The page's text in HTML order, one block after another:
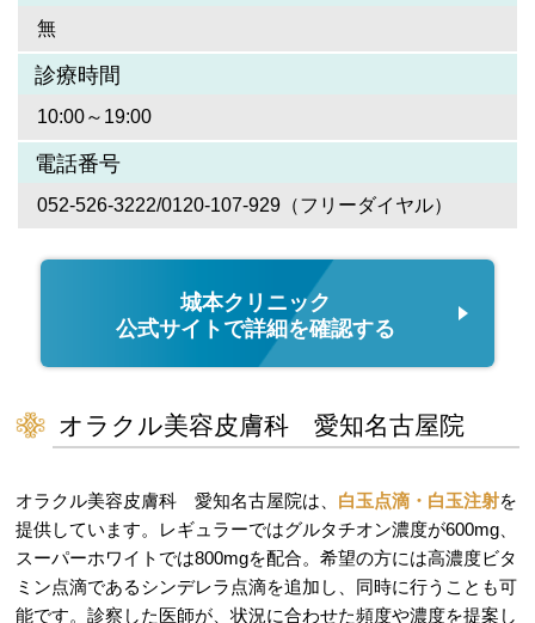
無
診療時間
10:00～19:00
電話番号
052-526-3222/0120-107-929（フリーダイヤル）
城本クリニック
公式サイトで詳細を確認する
オラクル美容皮膚科 愛知名古屋院
オラクル美容皮膚科 愛知名古屋院は、 白玉点滴・白玉注射を
提供しています。レギュラーではグルタチオン濃度が600mg、
スーパーホワイトでは800mgを配合。希望の方には高濃度ビタ
ミン点滴であるシンデレラ点滴を追加し、同時に行うことも可
能です。診察した医師が、状況に合わせた頻度や濃度を提案し